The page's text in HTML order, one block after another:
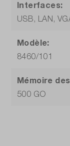
Interfaces:
USB, LAN,
Modèle:
8460/101
Mémoire
500 GO
Nombre de